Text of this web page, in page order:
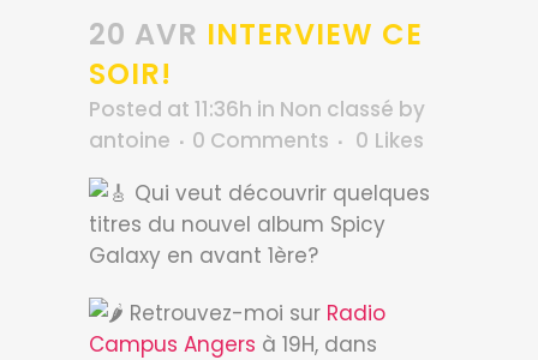
20 AVR INTERVIEW CE
SOIR!
Posted at 11:36h in Non classé by
antoine
0 Comments 0 Likes
Qui veut découvrir quelques
titres du nouvel album Spicy
Galaxy en avant 1ère?
Retrouvez-moi sur Radio
Campus Angers à 19H, dans